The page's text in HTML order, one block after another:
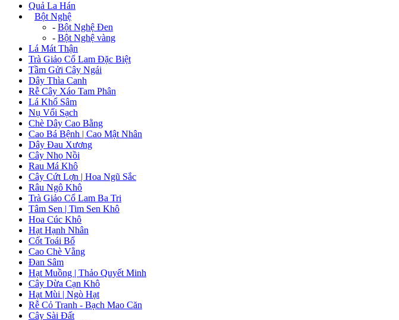
Quả La Hán
Bột Nghệ
- Bột Nghệ Đen
- Bột Nghệ vàng
Lá Mát Thận
Trà Giảo Cổ Lam Đặc Biệt
Tầm Gửi Cây Ngái
Dây Thìa Canh
Rễ Cây Xáo Tam Phân
Lá Khổ Sâm
Nụ Vối Sạch
Chè Dây Cao Bằng
Cao Bá Bệnh | Cao Mật Nhân
Dây Đau Xương
Cây Nhọ Nồi
Rau Má Khô
Cây Cứt Lợn | Hoa Ngũ Sắc
Râu Ngô Khô
Trà Giảo Cổ Lam Ba Tri
Tâm Sen | Tim Sen Khô
Hoa Cúc Khô
Hạt Hạnh Nhân
Cốt Toái Bổ
Cao Chè Vằng
Đan Sâm
Hạt Muồng | Thảo Quyết Minh
Cây Dừa Cạn Khô
Hạt Mùi | Ngò Hạt
Rễ Cỏ Tranh - Bạch Mao Căn
Cây Sài Đất